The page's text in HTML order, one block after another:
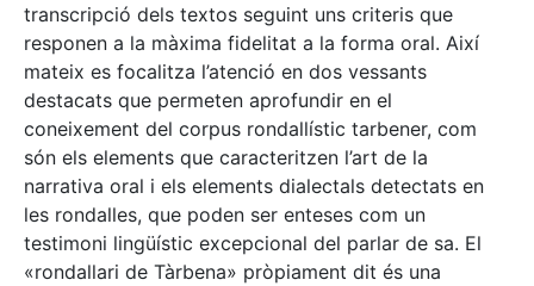
transcripció dels textos seguint uns criteris que
responen a la màxima fidelitat a la forma oral. Així
mateix es focalitza l’atenció en dos vessants
destacats que permeten aprofundir en el
coneixement del corpus rondallístic tarbener, com
són els elements que caracteritzen l’art de la
narrativa oral i els elements dialectals detectats en
les rondalles, que poden ser enteses com un
testimoni lingüístic excepcional del parlar de sa. El
«rondallari de Tàrbena» pròpiament dit és una